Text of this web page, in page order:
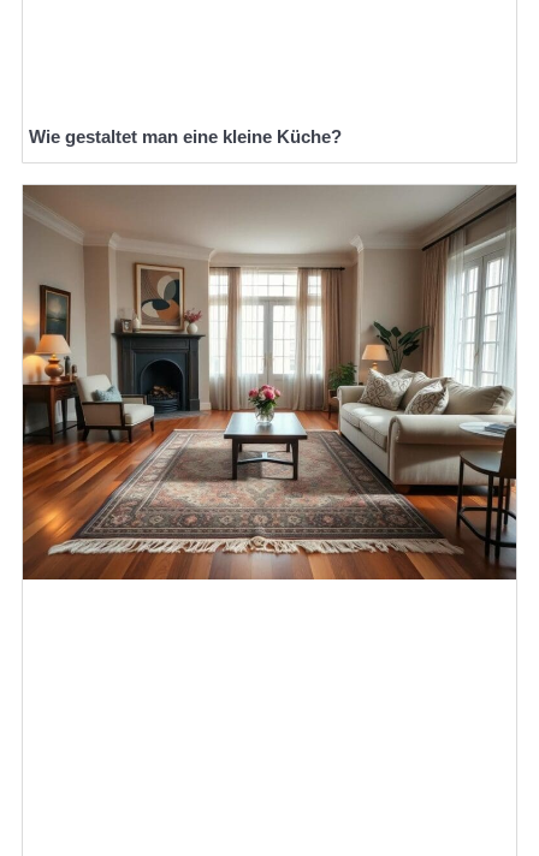
Wie gestaltet man eine kleine Küche?